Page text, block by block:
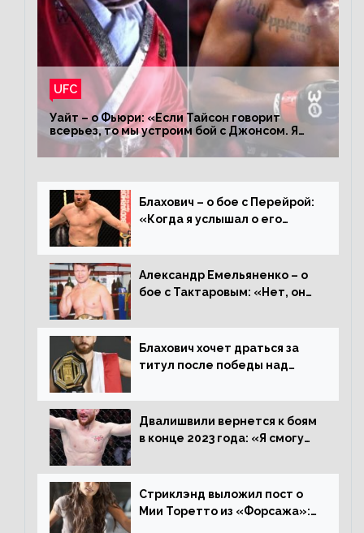
UFC
Уайт – о Фьюри: «Если Тайсон говорит
всерьез, то мы устроим бой с Джонсом. Я
заставил Флойда Мейвезера драться с
Конором»
Блахович – о бое с Перейрой:
«Когда я услышал о его
драться с ним»
Александр Емельяненко – о
бое с Тактаровым: «Нет, он
Блахович хочет драться за
титул после победы над
увезти пояс в Польшу»
Двалишвили вернется к боям
в конце 2023 года: «Я смогу
Стриклэнд выложил пост о
Мии Торетто из «Форсажа»: